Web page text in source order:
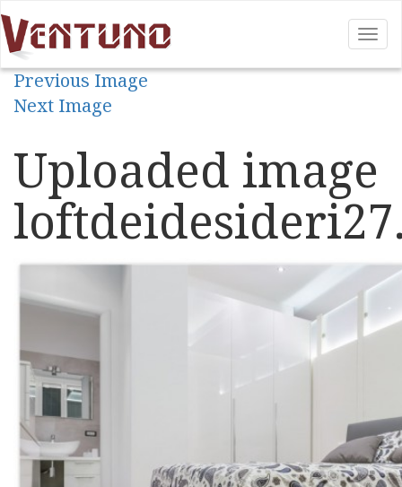
Previous Image
Next Image
Uploaded image